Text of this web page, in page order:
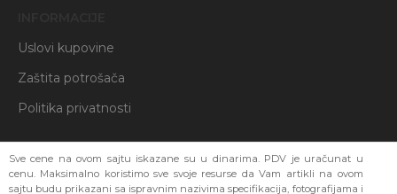
Uslovi kupovine
Zaštita potrošača
Politika privatnosti
Sve cene na ovom sajtu iskazane su u dinarima. PDV je uračunat u
cenu. Maksimalno koristimo sve svoje resurse da Vam artikli na ovom
sajtu budu prikazani sa ispravnim nazivima specifikacija, fotografijama i